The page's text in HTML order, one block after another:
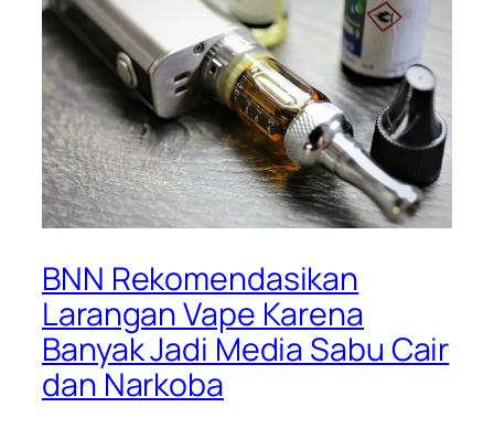
BNN Rekomendasikan
Larangan Vape Karena
Banyak Jadi Media Sabu Cair
dan Narkoba